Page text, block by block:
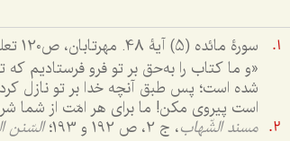
سورۀ مائده (5) آیۀ 48. مهرتابان، ص120 تعلیقه 1:
«و ما كتاب را به‌حق بر تو فرو فرستاديم
شده است؛ پس طبق آنچه خدا بر تو نازل
است پيروى مكن! ما براى هر امّت از شما
مسند الشّهاب، ج 2، ص 192 و 193؛ السّنن